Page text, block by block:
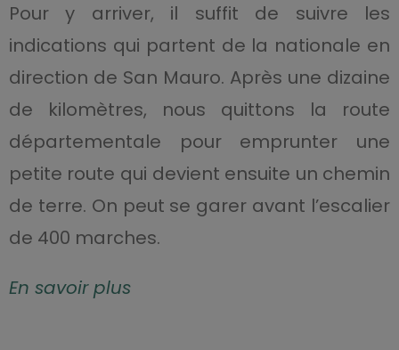
Pour y arriver, il suffit de suivre les
indications qui partent de la nationale en
direction de San Mauro. Après une dizaine
de kilomètres, nous quittons la route
départementale pour emprunter une
petite route qui devient ensuite un chemin
de terre. On peut se garer avant l’escalier
de 400 marches.
En savoir plus